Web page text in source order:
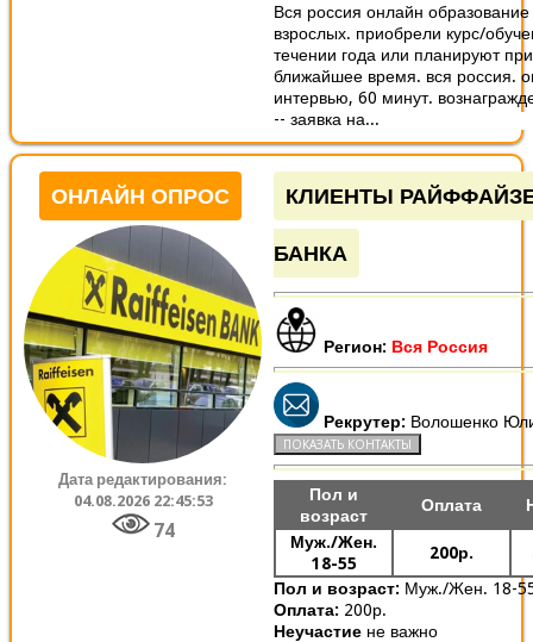
Вся россия онлайн
взрослых. приобрели курс/
течении года или планируют
ближайшее время. вся россия.
интервью, 60 минут.
-- заявка на...
ОНЛАЙН ОПРОС
Дата редактирования:
04.08.2026 22:45:53
74
КЛИЕНТЫ
БАНКА
Регион: Вся Россия
Рекрутер: Волошенко
Пол и
возраст
Оплата
Муж./Жен.
18-55
200р.
Пол и возраст: Муж./Жен. 18-
Оплата: 200р.
Неучастие не важно